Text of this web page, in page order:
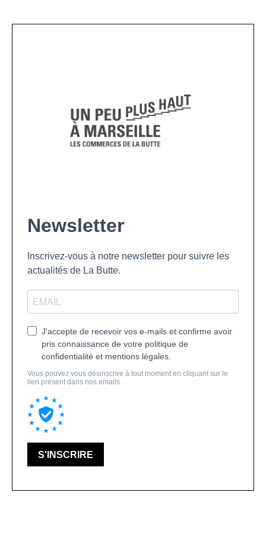
Newsletter
Inscrivez-vous à notre newsletter pour suivre les
actualités de La Butte.
J'accepte de recevoir vos e-mails et confirme avoir
pris connaissance de votre politique de
confidentialité et mentions légales.
Vous pouvez vous désinscrire à tout moment en cliquant sur le
lien présent dans nos emails.
S'INSCRIRE